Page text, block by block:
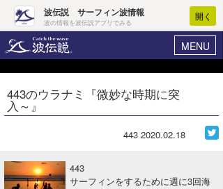
波伝説 サーフィン波情報
波の情報を波伝説アプリでみる
開く
MENU
ヘルプ マイホーム
ログイン
波情報･概況
443のウラナミ『微妙な時期に突
入～』
443 2020.02.18
443
サーフィンをするために週に3回海
Core Surf Japan
アート＆エンタメ